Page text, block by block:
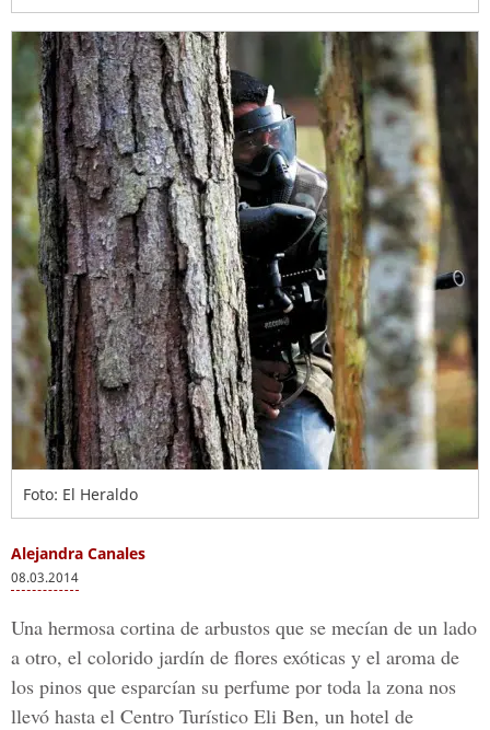
Foto: El Heraldo
Alejandra Canales
08.03.2014
Una hermosa cortina de arbustos que se mecían de un lado
a otro, el colorido jardín de flores exóticas y el aroma de
los pinos que esparcían su perfume por toda la zona nos
llevó hasta el Centro Turístico Eli Ben, un hotel de